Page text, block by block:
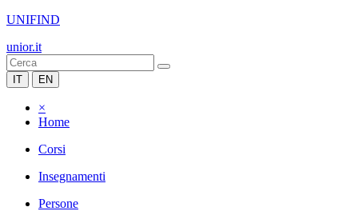
UNIFIND
unior.it
IT EN
×
Home
Corsi
Insegnamenti
Persone